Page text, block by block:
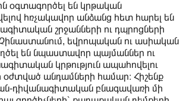
օգտագործել են կրթական
հռչակավոր անձանց հետ հարել են
շրջանների ու դպրոցների
եվրոպական ու ասիական
են նպաստավոր պայմաններ ու
կրթություն ապահովելու
օժտված անդամների համար։ Հիշենք
դիվանագիտական բնագավառի մի